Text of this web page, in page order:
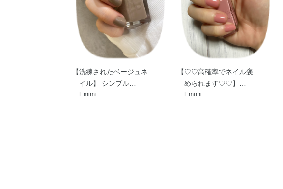
【洗練されたベージュネ
イル】 シンプル…
Emimi
【♡♡高確率でネイル褒
められます♡♡】…
Emimi